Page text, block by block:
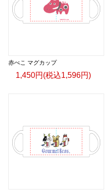
赤べこ マグカップ
1,450円(税込1,596円)